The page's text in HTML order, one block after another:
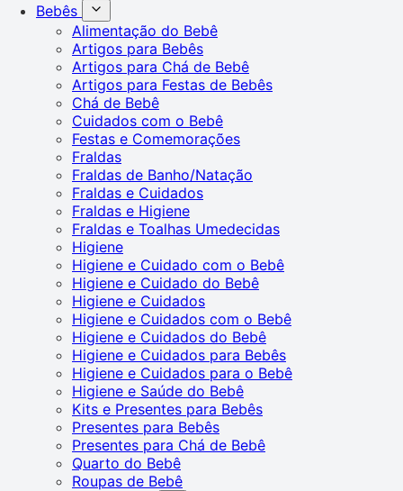
Bebês
Alimentação do Bebê
Artigos para Bebês
Artigos para Chá de Bebê
Artigos para Festas de Bebês
Chá de Bebê
Cuidados com o Bebê
Festas e Comemorações
Fraldas
Fraldas de Banho/Natação
Fraldas e Cuidados
Fraldas e Higiene
Fraldas e Toalhas Umedecidas
Higiene
Higiene e Cuidado com o Bebê
Higiene e Cuidado do Bebê
Higiene e Cuidados
Higiene e Cuidados com o Bebê
Higiene e Cuidados do Bebê
Higiene e Cuidados para Bebês
Higiene e Cuidados para o Bebê
Higiene e Saúde do Bebê
Kits e Presentes para Bebês
Presentes para Bebês
Presentes para Chá de Bebê
Quarto do Bebê
Roupas de Bebê